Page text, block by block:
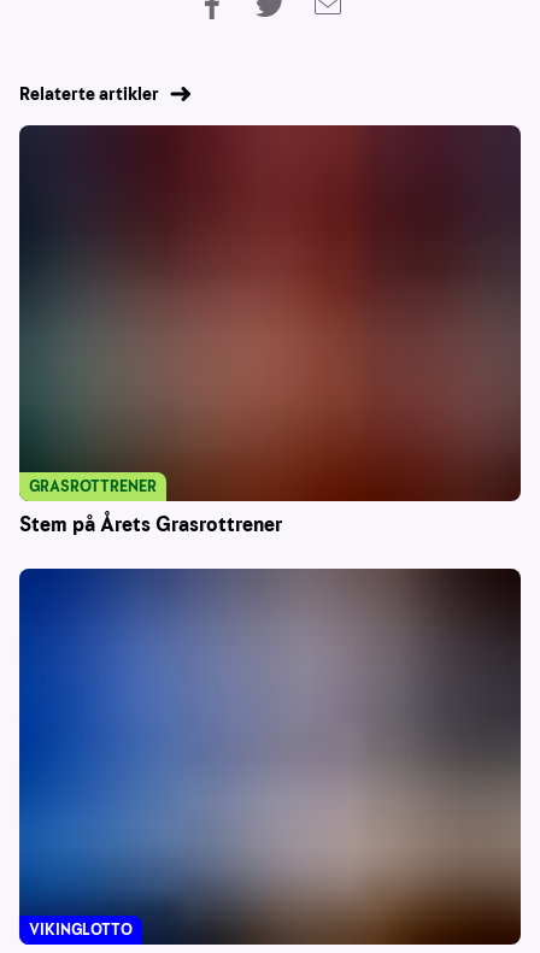
Relaterte artikler
Stem på Årets Grasrottrener
GRASROTTRENER
VIKINGLOTTO